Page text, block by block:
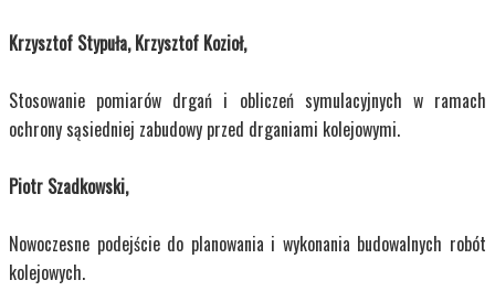
Krzysztof Stypuła, Krzysztof Kozioł,
Stosowanie pomiarów drgań i obliczeń symulacyjnych w ramach
ochrony sąsiedniej zabudowy przed drganiami kolejowymi.
Piotr Szadkowski,
Nowoczesne podejście do planowania i wykonania budowalnych robót
kolejowych.